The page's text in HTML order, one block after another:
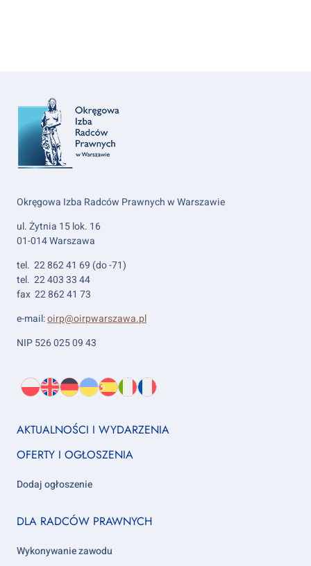
Okręgowa Izba Radców Prawnych w Warszawie
ul. Żytnia 15 lok. 16
01-014 Warszawa
tel. 22 862 41 69 (do -71)
tel. 22 403 33 44
fax 22 862 41 73
e-mail:oirp@oirpwarszawa.pl
NIP 526 025 09 43
Wybierz
język:
PL
O
EN
About
DE
About
UK
About
ES
About
IT
About
FR
About
Footer
1
AKTUALNOŚCI I WYDARZENIA
OFERTY I OGŁOSZENIA
Dodaj ogłoszenie
Footer
2
DLA RADCÓW PRAWNYCH
Wykonywanie zawodu